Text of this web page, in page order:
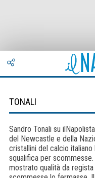
TONALI
Sandro Tonali su
del Newcastle e della
cristallini del calcio
squalifica per
mostrato qualità da